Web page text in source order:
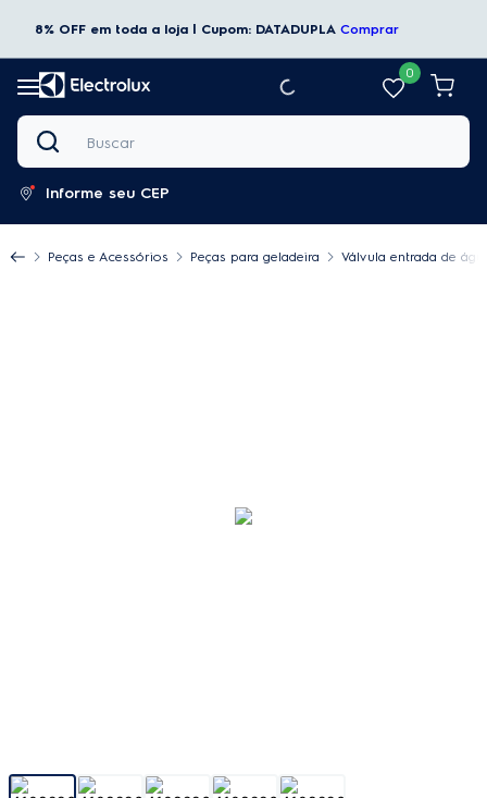
8% OFF em toda a loja | Cupom: DATADUPLA Comprar
0
Buscar
Informe seu CEP
Peças e Acessórios Peças para geladeira Válvula entrada de